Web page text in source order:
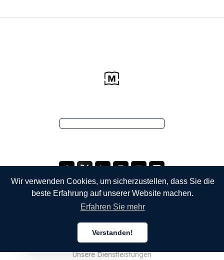
Wir verwenden Cookies, um sicherzustellen, dass Sie die
beste Erfahrung auf unserer Website machen.
Erfahren Sie mehr
Verstanden!
Über uns
Unsere Dienstleistungen
Deutsch